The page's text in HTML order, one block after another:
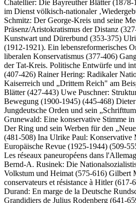
Chatellier: Die Bayreuther Blätter
im Dienst völkisch-nationaler
Schmitz: Der George-Kreis und seine
Präsenz/Aristokratismus der Distanz
Kunstwart und Dürerbund (353-375)
(1912-1921). Ein lebensreformerisches
liberalen Konservatismus (377-406)
der Tat-Kreis. Politische Entwürfe und
(407-426) Rainer Hering: Radikaler
Kaiserreich und „Drittem Reich" am
Blätter (427-443) Uwe Puschner:
Bewegung (1900-1945) (445-468)
Jungdeutsche Orden und sein
Grunewald: Eine konservative Stimme in
Der Ring und sein Werben für den
(481-508) Ina Ulrike Paul: Konservative
Europäische Revue (1925-1944) (509-
Les réseaux paneuropéens dans
Bernd-A. Rusinek: Die
Volkstum und Heimat (575-616) Gilbert
conservateurs et résistance à Hitler (617-
Durand: En marge de la Deutsche
Grandidiers de Julius Rodenberg (641-